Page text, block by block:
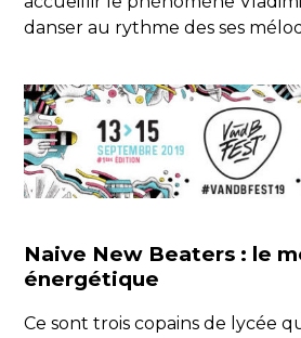
danser au rythme des ses
Naive New Beaters : le
énergétique
Ce sont trois copains de lycée